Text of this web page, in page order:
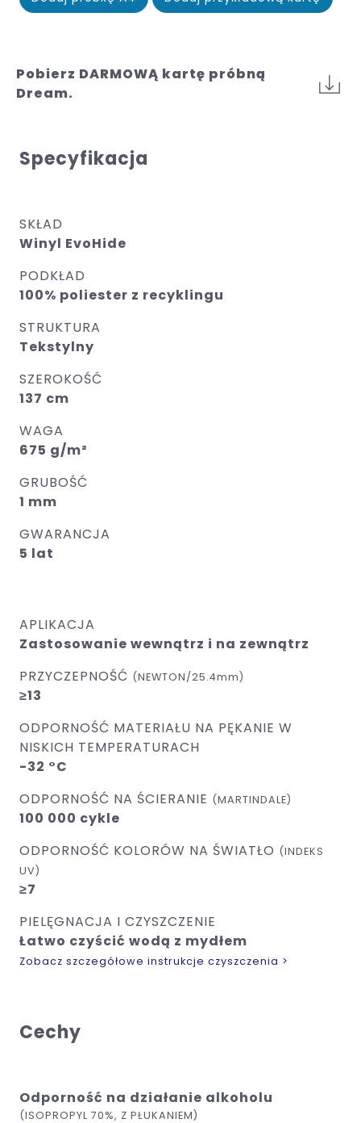
Pobierz DARMOWĄ kartę próbną
Dream.
Specyfikacja
SKŁAD
Winyl EvoHide
PODKŁAD
100% poliester z recyklingu
STRUKTURA
Tekstylny
SZEROKOŚĆ
137 cm
WAGA
675 g/m²
GRUBOŚĆ
1 mm
GWARANCJA
5 lat
APLIKACJA
Zastosowanie wewnątrz i na zewnątrz
PRZYCZEPNOŚĆ (NEWTON/25.4mm)
≥13
ODPORNOŚĆ MATERIAŁU NA PĘKANIE W
NISKICH TEMPERATURACH
-32 °C
ODPORNOŚĆ NA ŚCIERANIE (MARTINDALE)
100 000 cykle
ODPORNOŚĆ KOLORÓW NA ŚWIATŁO (INDEKS
UV)
≥7
PIELĘGNACJA I CZYSZCZENIE
Łatwo czyścić wodą z mydłem
Zobacz szczegółowe instrukcje czyszczenia >
Cechy
Odporność na działanie alkoholu
(ISOPROPYL 70%, Z PŁUKANIEM)